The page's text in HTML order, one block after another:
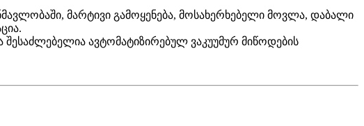
მარტივი გამოყენება, მოსახერხებელი მოვლა, დაბალი
შესაძლებელია ავტომატიზირებულ ვაკუუმურ მიწოდების